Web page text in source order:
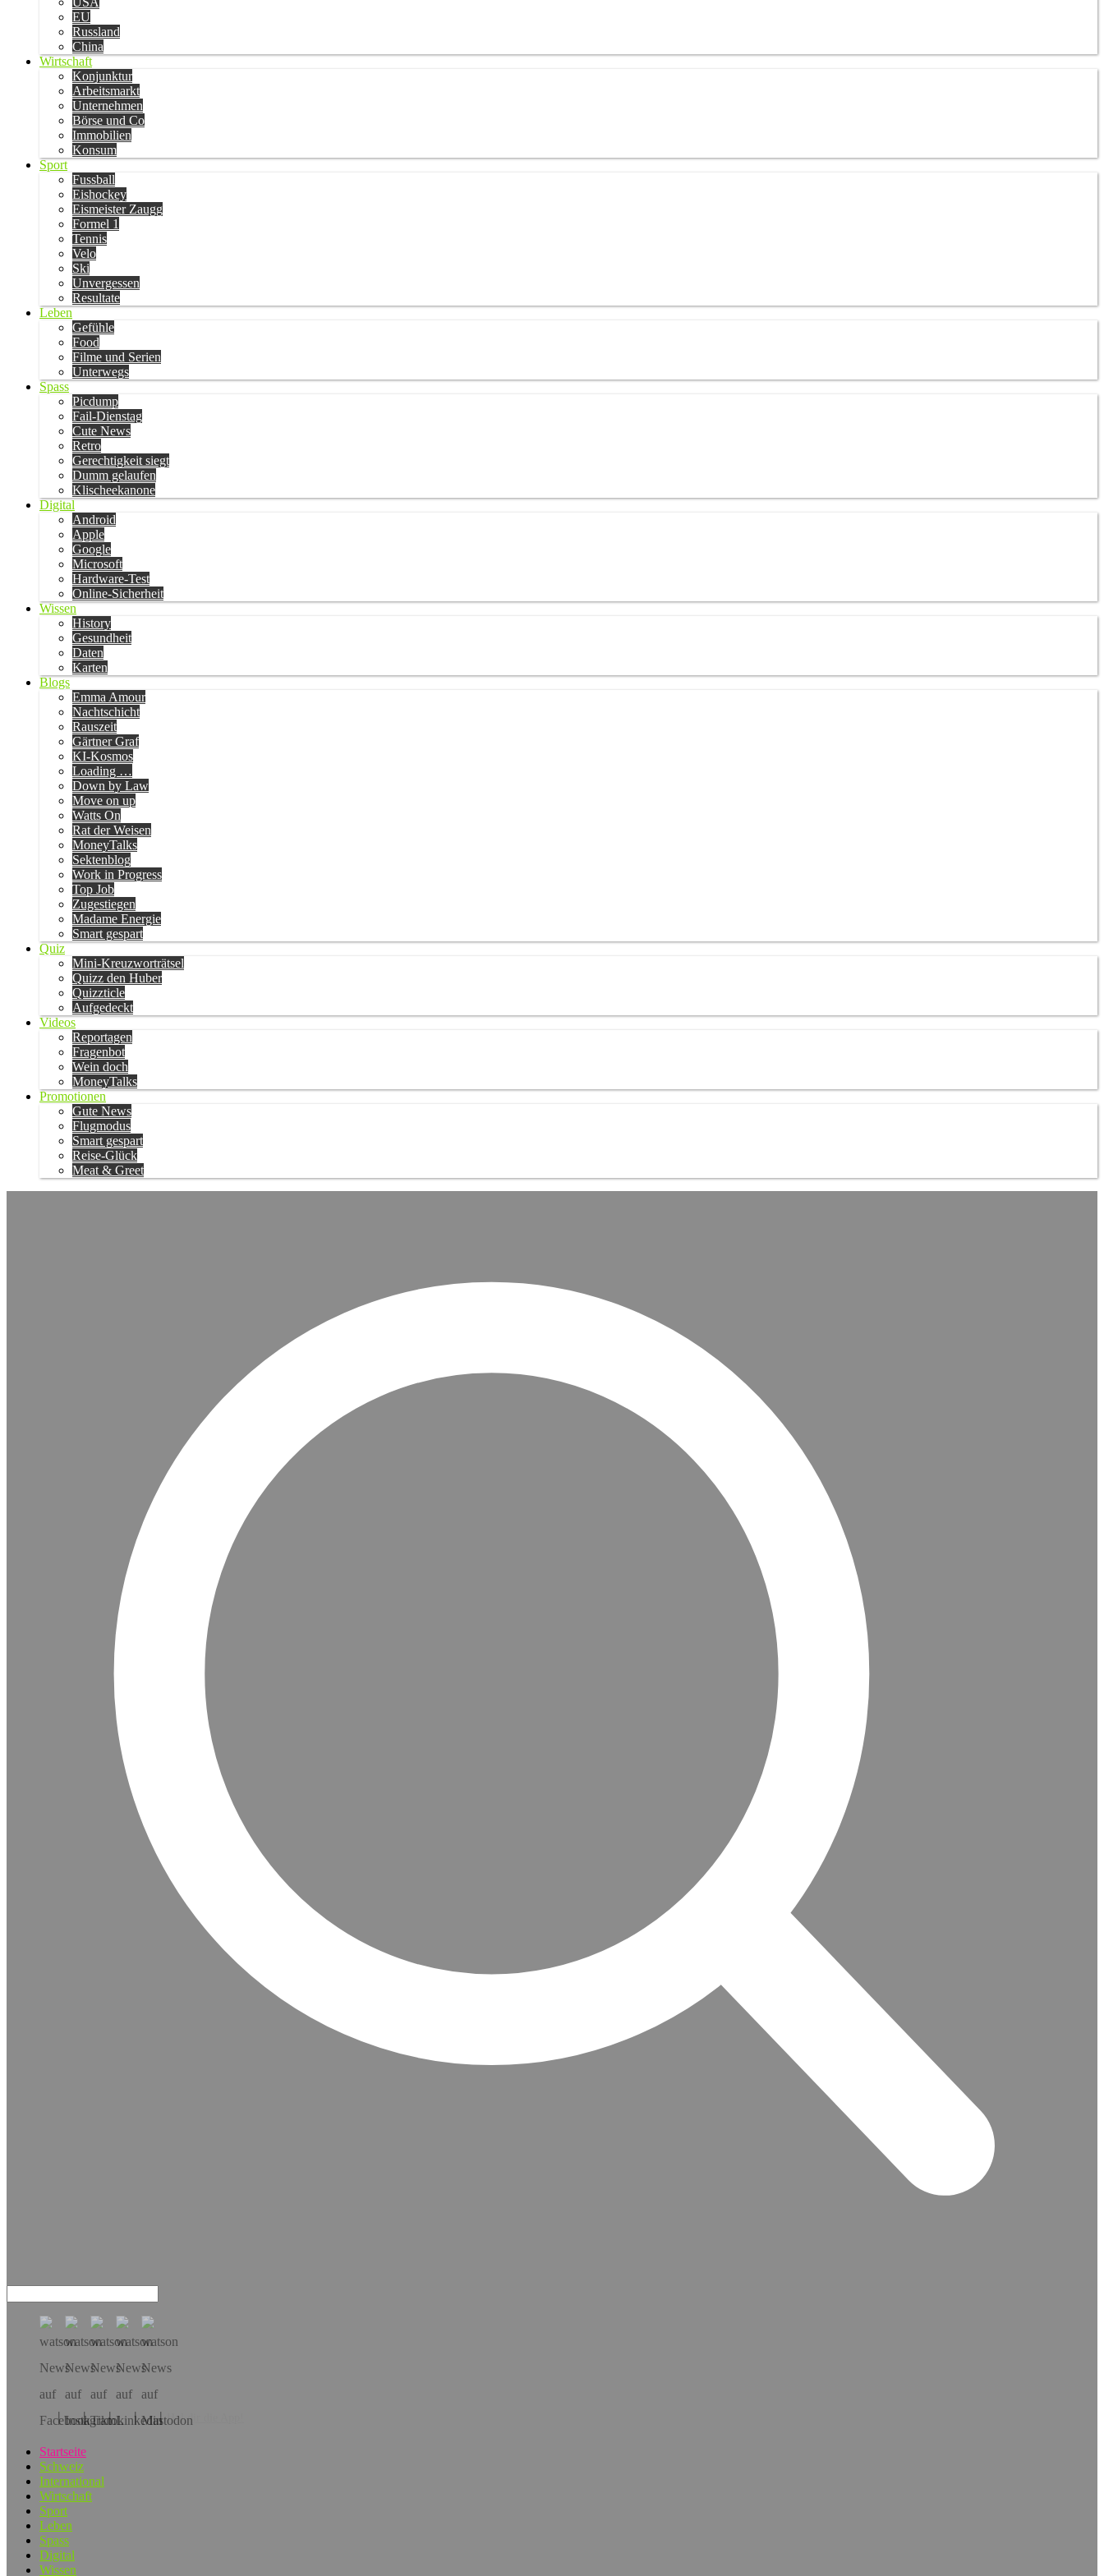
EU
Russland
China
Wirtschaft
Konjunktur
Arbeitsmarkt
Unternehmen
Börse und Co
Immobilien
Konsum
Sport
Fussball
Eishockey
Eismeister Zaugg
Formel 1
Tennis
Velo
Ski
Unvergessen
Resultate
Leben
Gefühle
Food
Filme und Serien
Unterwegs
Spass
Picdump
Fail-Dienstag
Cute News
Retro
Gerechtigkeit siegt
Dumm gelaufen
Klischeekanone
Digital
Android
Apple
Google
Microsoft
Hardware-Test
Online-Sicherheit
Wissen
History
Gesundheit
Daten
Karten
Blogs
Emma Amour
Nachtschicht
Rauszeit
Gärtner Graf
KI-Kosmos
Loading …
Down by Law
Move on up
Watts On
Rat der Weisen
MoneyTalks
Sektenblog
Work in Progress
Top Job
Zugestiegen
Madame Energie
Smart gespart
Quiz
Mini-Kreuzworträtsel
Quizz den Huber
Quizzticle
Aufgedeckt
Videos
Reportagen
Fragenbot
Wein doch
MoneyTalks
Promotionen
Gute News
Flugmodus
Smart gespart
Reise-Glück
Meat & Greet
Hol dir die App!
Startseite
Schweiz
International
Wirtschaft
Sport
Leben
Spass
Digital
Wissen